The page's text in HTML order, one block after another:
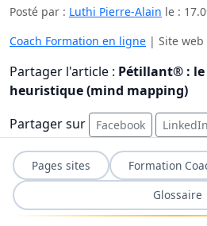
Posté par : Luthi Pierre-Alain le :
Coach Formation en ligne | Site web
Partager l'article : Pétillant® : le
heuristique (mind mapping)
Partager sur
Facebook LinkedIn
Pages sites Formation
Glossaire